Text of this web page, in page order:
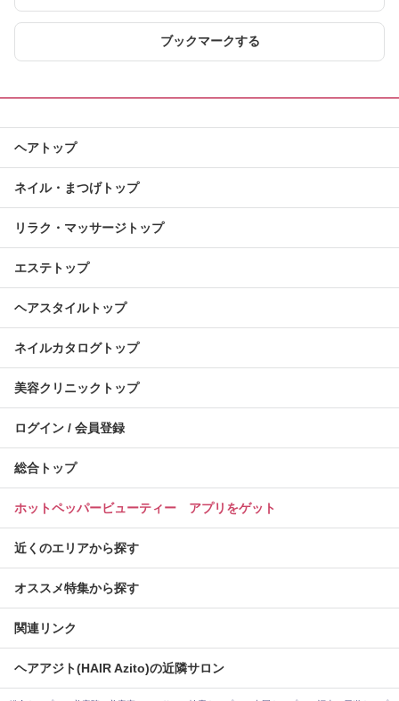
ブックマークする
ヘアトップ
ネイル・まつげトップ
リラク・マッサージトップ
エステトップ
ヘアスタイルトップ
ネイルカタログトップ
美容クリニックトップ
ログイン / 会員登録
総合トップ
ホットペッパービューティー アプリをゲット
近くのエリアから探す
オススメ特集から探す
関連リンク
ヘアアジト(HAIR Azito)の近隣サロン